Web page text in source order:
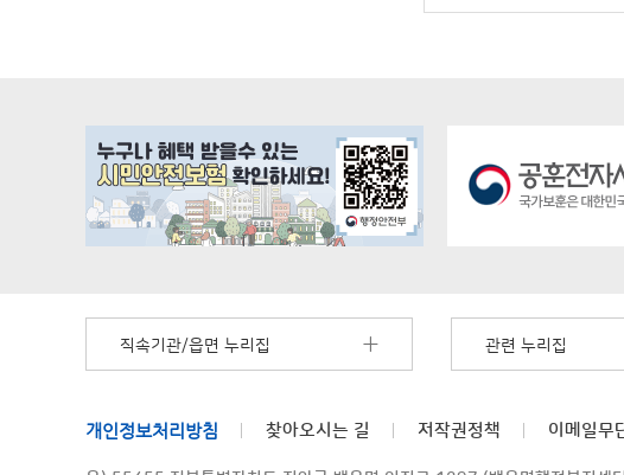
직속기관/읍면 누리집 관련 누리집
개인정보처리방침 찾아오시는 길 저작권정책 이메일무